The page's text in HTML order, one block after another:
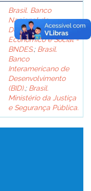
Brasil. Banco
Nacional de
Desenvolvimento
Econômico e Social -
BNDES.; Brasil.
Banco
Interamericano de
Desenvolvimento
(BID).; Brasil.
Ministério da Justiça
e Segurança Pública.